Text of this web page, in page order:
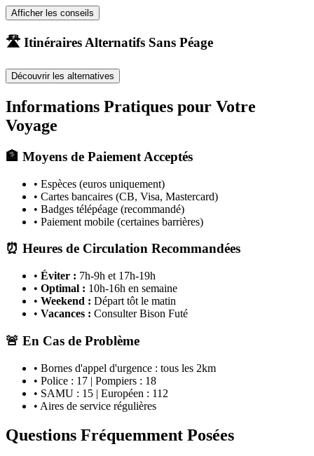
Afficher les conseils
🛣️ Itinéraires Alternatifs Sans Péage
Découvrir les alternatives
Informations Pratiques pour Votre
Voyage
🏦 Moyens de Paiement Acceptés
• Espèces (euros uniquement)
• Cartes bancaires (CB, Visa, Mastercard)
• Badges télépéage (recommandé)
• Paiement mobile (certaines barrières)
⏰ Heures de Circulation Recommandées
• Éviter : 7h-9h et 17h-19h
• Optimal : 10h-16h en semaine
• Weekend : Départ tôt le matin
• Vacances : Consulter Bison Futé
🚨 En Cas de Problème
• Bornes d'appel d'urgence : tous les 2km
• Police : 17 | Pompiers : 18
• SAMU : 15 | Européen : 112
• Aires de service régulières
Questions Fréquemment Posées